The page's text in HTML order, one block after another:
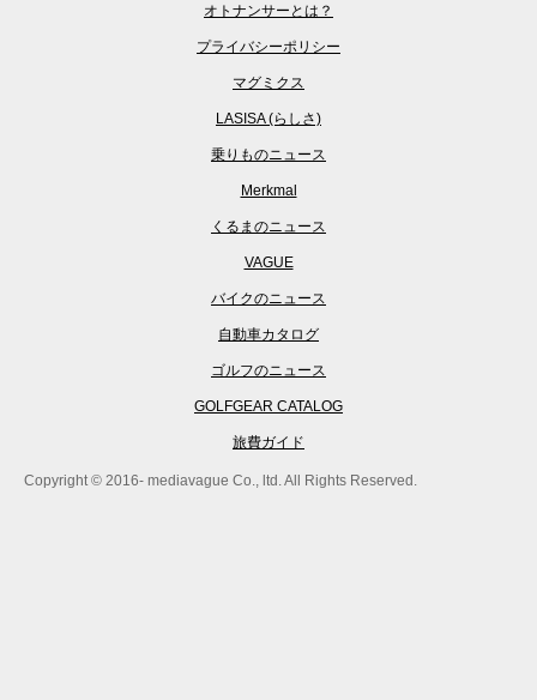
オトナンサーとは？
プライバシーポリシー
マグミクス
LASISA (らしさ)
乗りものニュース
Merkmal
くるまのニュース
VAGUE
バイクのニュース
自動車カタログ
ゴルフのニュース
GOLFGEAR CATALOG
旅費ガイド
Copyright © 2016- mediavague Co., ltd. All Rights Reserved.